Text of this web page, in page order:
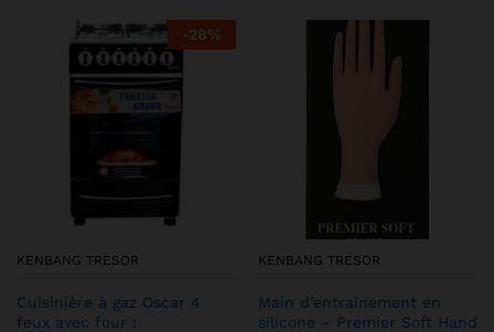
-28%
KENBANG TRÉSOR
Cuisinière à gaz Oscar 4
feux avec four :
KENBANG TRÉSOR
Main d’entraînement en
silicone – Premier Soft Hand